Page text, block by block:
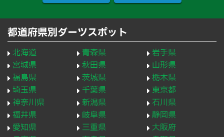
都道府県別ダーツスポット
北海道 青森県
岩手県
宮城県
秋田県
山形県
福島県
茨城県
栃木県
埼玉県
千葉県
東京都
神奈川県
新潟県
石川県
福井県
岐阜県
静岡県
愛知県
三重県
大阪府